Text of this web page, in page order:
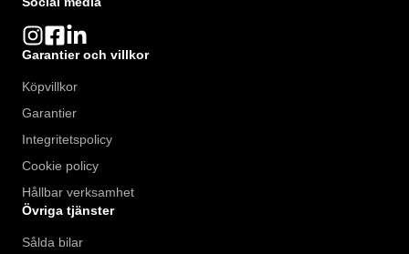
Garantier och villkor
Köpvillkor
Garantier
Integritetspolicy
Cookie policy
Hållbar verksamhet
Övriga tjänster
Sålda bilar